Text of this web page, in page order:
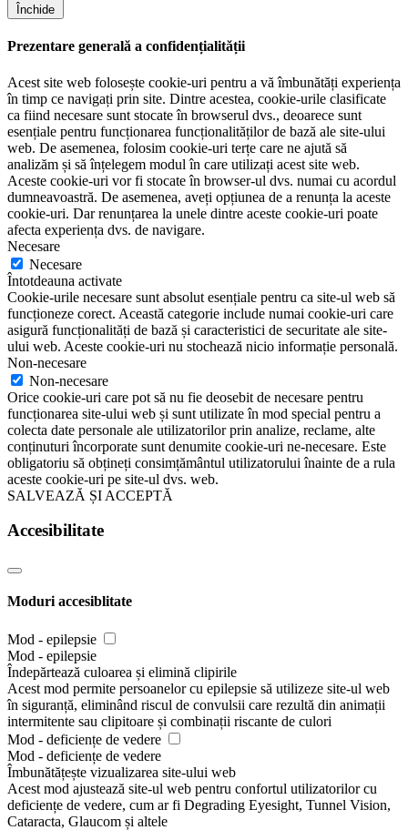
Închide
Prezentare generală a confidențialității
Acest site web folosește cookie-uri pentru a vă îmbunătăți experiența
în timp ce navigați prin site. Dintre acestea, cookie-urile clasificate
ca fiind necesare sunt stocate în browserul dvs., deoarece sunt
esențiale pentru funcționarea funcționalităților de bază ale site-ului
web. De asemenea, folosim cookie-uri terțe care ne ajută să
analizăm și să înțelegem modul în care utilizați acest site web.
Aceste cookie-uri vor fi stocate în browser-ul dvs. numai cu acordul
dumneavoastră. De asemenea, aveți opțiunea de a renunța la aceste
cookie-uri. Dar renunțarea la unele dintre aceste cookie-uri poate
afecta experiența dvs. de navigare.
Necesare
Necesare
Întotdeauna activate
Cookie-urile necesare sunt absolut esențiale pentru ca site-ul web să
funcționeze corect. Această categorie include numai cookie-uri care
asigură funcționalități de bază și caracteristici de securitate ale site-
ului web. Aceste cookie-uri nu stochează nicio informație personală.
Non-necesare
Non-necesare
Orice cookie-uri care pot să nu fie deosebit de necesare pentru
funcționarea site-ului web și sunt utilizate în mod special pentru a
colecta date personale ale utilizatorilor prin analize, reclame, alte
conținuturi încorporate sunt denumite cookie-uri ne-necesare. Este
obligatoriu să obțineți consimțământul utilizatorului înainte de a rula
aceste cookie-uri pe site-ul dvs. web.
SALVEAZĂ ȘI ACCEPTĂ
Accesibilitate
Moduri accesiblitate
Mod - epilepsie
Mod - epilepsie
Îndepărtează culoarea și elimină clipirile
Acest mod permite persoanelor cu epilepsie să utilizeze site-ul web
în siguranță, eliminând riscul de convulsii care rezultă din animații
intermitente sau clipitoare și combinații riscante de culori
Mod - deficiențe de vedere
Mod - deficiențe de vedere
Îmbunătățește vizualizarea site-ului web
Acest mod ajustează site-ul web pentru confortul utilizatorilor cu
deficiențe de vedere, cum ar fi Degrading Eyesight, Tunnel Vision,
Cataracta, Glaucom și altele